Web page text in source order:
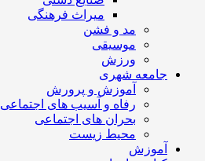
تهران
میراث فرهنگی
مد و فشن
موسیقی
ورزش
جامعه شهری
آموزش و پرورش
رفاه و آسیب های اجتماعی
بحران های اجتماعی
محیط زیست
آموزش